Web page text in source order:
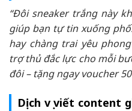
“Đôi sneaker trắng này
giúp bạn tự tin xuống
hay chàng trai yêu
trợ thủ đắc lực cho mỗi
đôi – tặng ngay voucher
Dịch vụ viết content